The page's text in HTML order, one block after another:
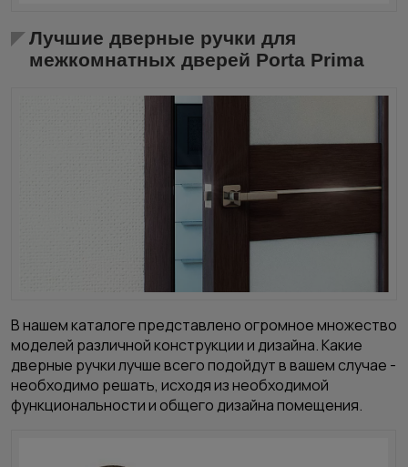
Лучшие дверные ручки для
межкомнатных дверей Porta Prima
В нашем каталоге представлено огромное множество
моделей различной конструкции и дизайна. Какие
дверные ручкилучше всего подойдут в вашем случае -
необходимо решать, исходя из необходимой
функциональности и общего дизайна помещения.